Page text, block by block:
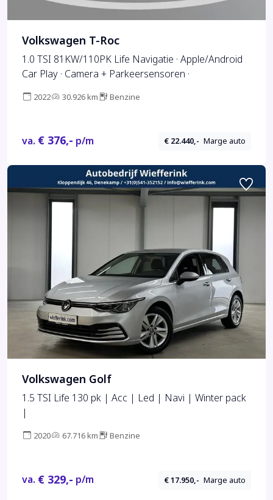
Volkswagen T-Roc
1.0 TSI 81KW/110PK Life Navigatie · Apple/Android
Car Play · Camera + Parkeersensoren ·
2022 30.926 km Benzine
va. € 376,- p/m € 22.440,- Marge auto
Volkswagen Golf
1.5 TSI Life 130 pk | Acc | Led | Navi | Winter pack
|
2020 67.716 km Benzine
va. € 329,- p/m € 17.950,- Marge auto